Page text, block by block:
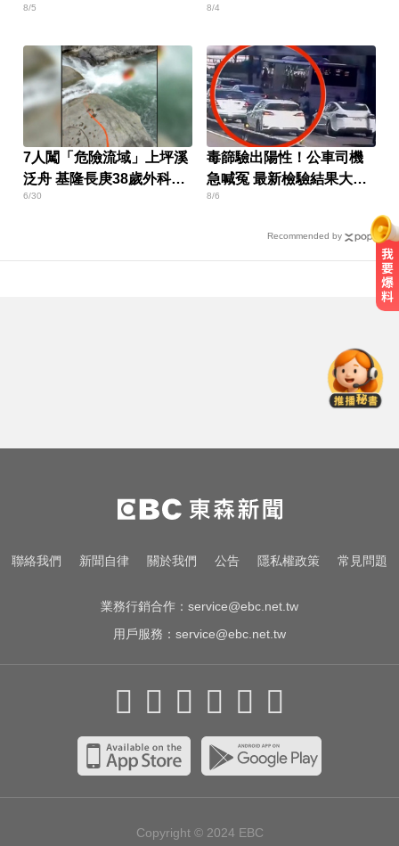
半
8/5
場身亡
8/4
7人闖「危險流域」上坪溪
泛舟 基隆長庚38歲外科名
醫溺斃
6/30
毒篩驗出陽性！公車司機
急喊冤 最新檢驗結果大逆
轉
8/6
Recommended by
「玉山人壽」
白海豚逼近放颱風假？蔣萬安說話
Google人工智慧部門高層人事大地
聯絡我們 新聞自律 關於我們 公告 隱私權政策 常見問題
業務行銷合作： service@ebc.net.tw
用戶服務： service@ebc.net.tw
Copyright © 2024 EBC